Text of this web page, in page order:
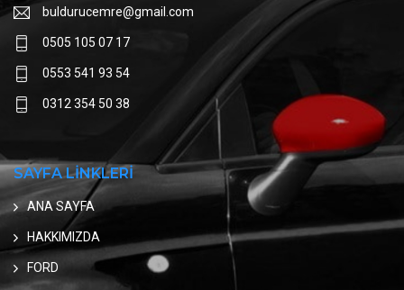
buldurucemre@gmail.com
0505 105 07 17
0553 541 93 54
0312 354 50 38
SAYFA LİNKLERİ
ANA SAYFA
HAKKIMIZDA
FORD